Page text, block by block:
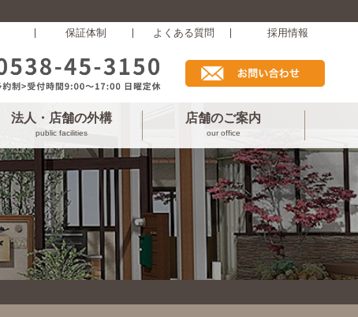
保証体制 よくある質問 採用情報
法人・店舗の外構
public facilities
店舗のご案内
our office